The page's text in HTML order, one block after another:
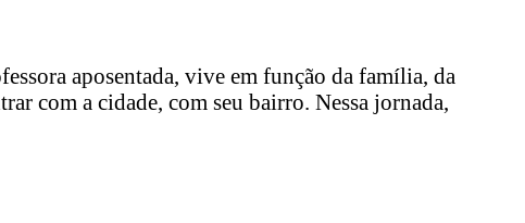
aposentada, vive em função da família, da
com a cidade, com seu bairro. Nessa jornada,